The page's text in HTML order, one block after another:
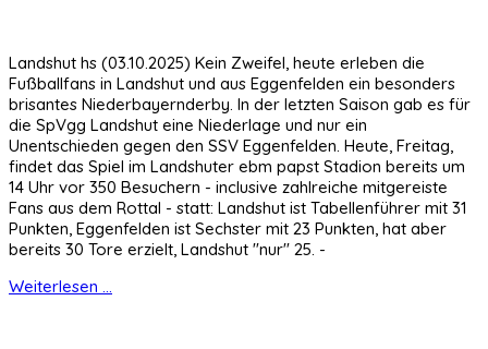
Landshut hs (03.10.2025) Kein Zweifel, heute erleben die
Fußballfans in Landshut und aus Eggenfelden ein besonders
brisantes Niederbayernderby. In der letzten Saison gab es für
die SpVgg Landshut eine Niederlage und nur ein
Unentschieden gegen den SSV Eggenfelden. Heute, Freitag,
findet das Spiel im Landshuter ebm papst Stadion bereits um
14 Uhr vor 350 Besuchern - inclusive zahlreiche mitgereiste
Fans aus dem Rottal - statt: Landshut ist Tabellenführer mit 31
Punkten, Eggenfelden ist Sechster mit 23 Punkten, hat aber
bereits 30 Tore erzielt, Landshut "nur" 25. -
Weiterlesen ...